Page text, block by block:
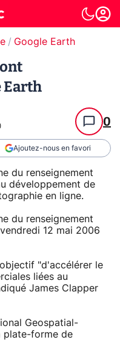
Google Earth
Earth
0
Ajoutez-nous en favori
du renseignement
développement de
en ligne.
du renseignement
12 mai 2006
"d'accélérer le
liées au
James Clapper
Geospatial-
plate-forme de